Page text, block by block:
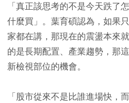
「真正該思考的不是今天跌了
什麼買」。葉育碩認為，如果
家都在講，那現在的震盪本來
的是長期配置、產業趨勢，那
新檢視部位的機會。
「股市從來不是比誰進場快，